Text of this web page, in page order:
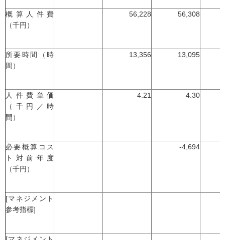
概算人件費
（千円）
56,228 56,308
所要時間（時
間）
13,356 13,095
人件費単価
（千円／時
間）
4.21 4.30
必要概算コス
ト対前年度
（千円）
-4,694
[マネジメント
参考指標]